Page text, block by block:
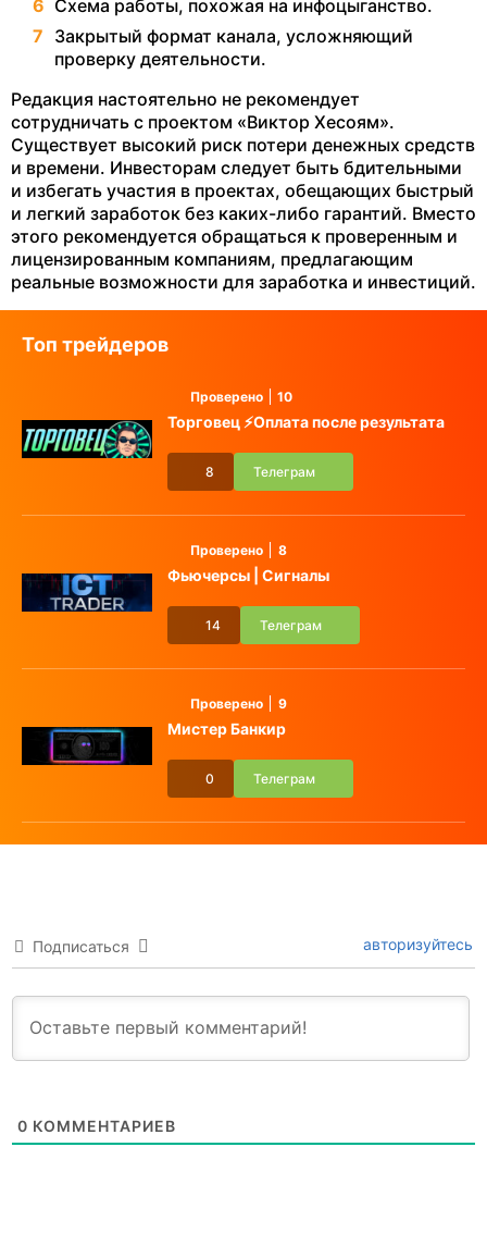
Схема работы, похожая на инфоцыганство.
Закрытый формат канала, усложняющий
проверку деятельности.
Редакция настоятельно не рекомендует
сотрудничать с проектом «Виктор Хесоям».
Существует высокий риск потери денежных средств
и времени. Инвесторам следует быть бдительными
и избегать участия в проектах, обещающих быстрый
и легкий заработок без каких-либо гарантий. Вместо
этого рекомендуется обращаться к проверенным и
лицензированным компаниям, предлагающим
реальные возможности для заработка и инвестиций.
Топ трейдеров
Проверено 10
Торговец ⚡️Оплата после результата
8 Телеграм
Проверено 8
Фьючерсы | Сигналы
14 Телеграм
Проверено 9
Мистер Банкир
0 Телеграм
Подписаться авторизуйтесь
0 КОММЕНТАРИЕВ